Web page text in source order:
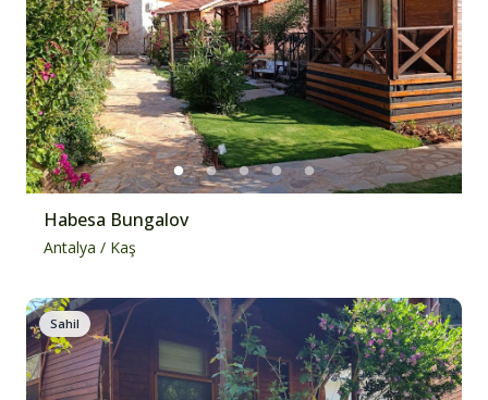
Habesa Bungalov
Antalya / Kaş
Sahil